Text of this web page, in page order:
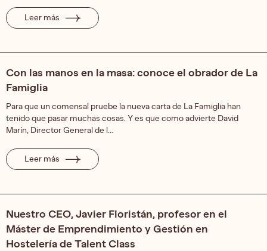
Leer más
Con las manos en la masa: conoce el obrador de La
Famiglia
Para que un comensal pruebe la nueva carta de La Famiglia han
tenido que pasar muchas cosas. Y es que como advierte David
Marín, Director General de l...
Leer más
Nuestro CEO, Javier Floristán, profesor en el
Máster de Emprendimiento y Gestión en
Hostelería de Talent Class